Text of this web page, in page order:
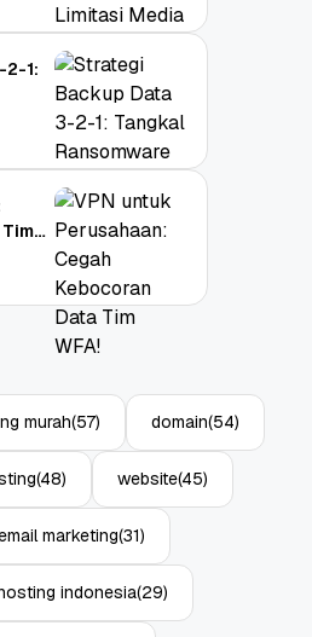
2-1:
murah(57) domain(54)
(48) website(45)
marketing(31)
indonesia(29)